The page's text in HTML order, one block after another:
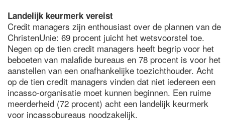
Landelijk keurmerk vereist
Credit managers zijn enthousiast over de plannen van de
ChristenUnie: 69 procent juicht het wetsvoorstel toe.
Negen op de tien credit managers heeft begrip voor het
beboeten van malafide bureaus en 78 procent is voor het
aanstellen van een onafhankelijke toezichthouder. Acht
op de tien credit managers vinden dat niet iedereen een
incasso-organisatie moet kunnen beginnen. Een ruime
meerderheid (72 procent) acht een landelijk keurmerk
voor incassobureaus noodzakelijk.